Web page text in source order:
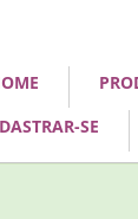
SE